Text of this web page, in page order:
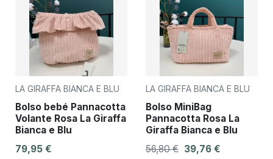
LA GIRAFFA BIANCA E BLU
Bolso bebé Pannacotta
Volante Rosa La Giraffa
Bianca e Blu
79,95 €
LA GIRAFFA BIANCA E BLU
Bolso MiniBag
Pannacotta Rosa La
Giraffa Bianca e Blu
56,80 € 39,76 €